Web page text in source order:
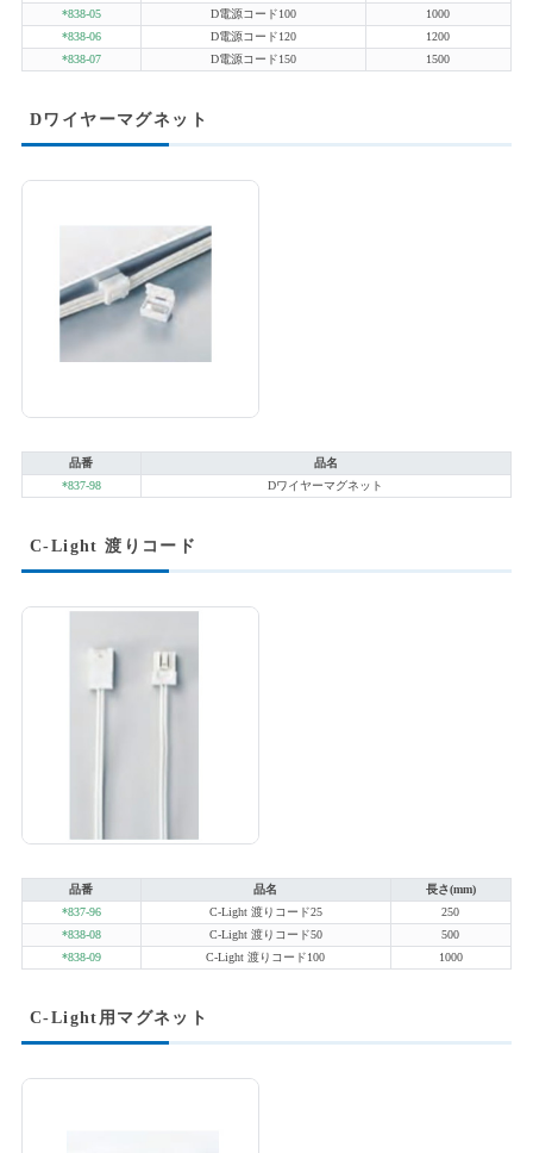
*838-05
D電源コード100
1000
*838-06
D電源コード120
1200
*838-07
D電源コード150 1500
Dワイヤーマグネット
品番
品名
*837-98
Dワイヤーマグネット
C-Light 渡りコード
品番 品名
長さ(mm)
*837-96
C-Light 渡りコード25
250
*838-08
C-Light 渡りコード50
500
*838-09
C-Light 渡りコード100 1000
C-Light用マグネット